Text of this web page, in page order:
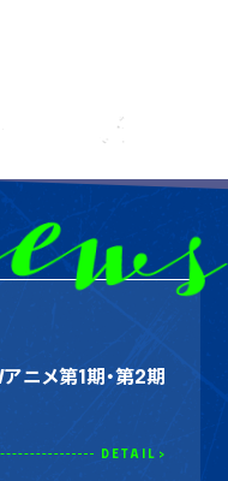
スが極まる」に全
対する俯瞰目線を
行くとこまで行って
になった作品ですの
できる事とても嬉し
は、Snow Manのメ
ィアムバラードで
曲になっていると
がつくのか今から楽
ニメ第1期・第2期
DETAIL>